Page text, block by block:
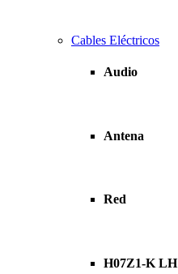
Cables Eléctricos
Audio
Antena
Red
H07Z1-K LH